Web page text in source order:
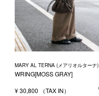
MARY AL TERNA (メアリオルターナ)
WRING[MOSS GRAY]
¥30,800